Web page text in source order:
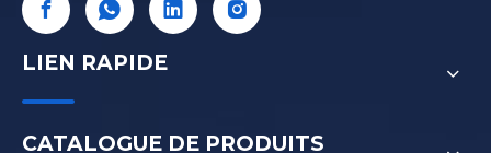
LIEN RAPIDE
CATALOGUE DE PRODUITS